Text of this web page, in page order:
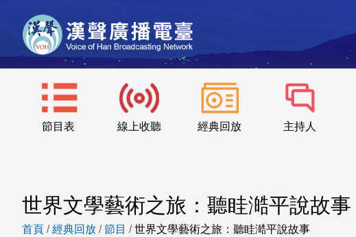
節目表 線上收聽 經典回放 主持人
世界文學藝術之旅：聽眭澔平說故事
首頁 /經典回放 /節目 /世界文學藝術之旅：聽眭澔平說故事